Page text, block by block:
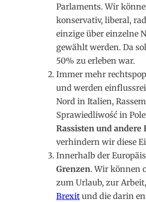
Parlaments. Wir
konservativ, liberal,
einzige über einzelne
gewählt werden. Da
50% zu erleben war.
Immer mehr
und werden
Nord in Italien,
Sprawiedliwość in
Rassisten und andere
verhindern wir diese
Innerhalb der
Grenzen. Wir können
zum Urlaub, zur
Brexit und die darin